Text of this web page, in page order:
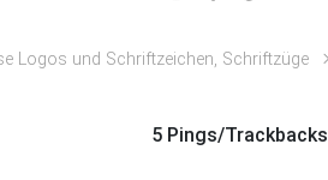
Logos und Schriftzeichen, Schriftzüge
5 Pings/Trackbacks